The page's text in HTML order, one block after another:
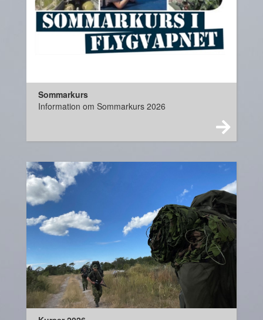
Sommarkurs
Information om Sommarkurs 2026